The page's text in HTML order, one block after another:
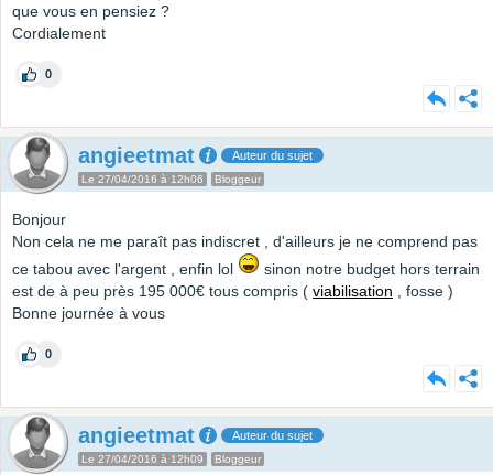
que vous en pensiez ?
Cordialement
0
angieetmat Auteur du sujet
Le 27/04/2016 à 12h06 Bloggeur
Bonjour
Non cela ne me paraît pas indiscret , d'ailleurs je ne comprend pas
ce tabou avec l'argent , enfin lol
sinon notre budget hors terrain
est de à peu près 195 000€ tous compris ( viabilisation , fosse )
Bonne journée à vous
0
angieetmat Auteur du sujet
Le 27/04/2016 à 12h09 Bloggeur